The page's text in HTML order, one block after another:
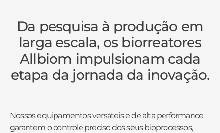
Da pesquisa à produção em
larga escala, os biorreatores
Allbiom impulsionam cada
etapa da jornada da inovação.
Nossos equipamentos versáteis e de alta performance
garantem o controle preciso dos seus bioprocessos,